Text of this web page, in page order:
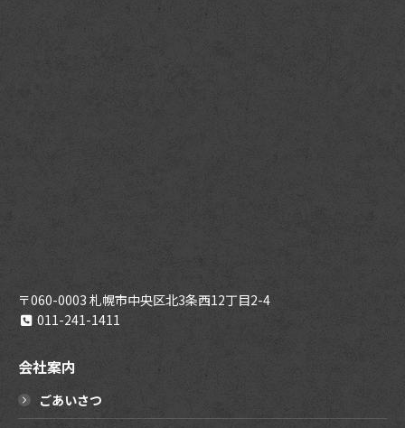
〒060-0003 札幌市中央区北3条西12丁目2-4
011-241-1411
会社案内
ごあいさつ